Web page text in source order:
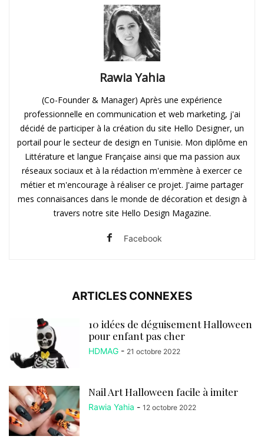
Rawia Yahia
(Co-Founder & Manager) Après une expérience
professionnelle en communication et web marketing, j'ai
décidé de participer à la création du site Hello Designer, un
portail pour le secteur de design en Tunisie. Mon diplôme en
Littérature et langue Française ainsi que ma passion aux
réseaux sociaux et à la rédaction m'emmène à exercer ce
métier et m'encourage à réaliser ce projet. J'aime partager
mes connaisances dans le monde de décoration et design à
travers notre site Hello Design Magazine.
Facebook
ARTICLES CONNEXES
10 idées de déguisement Halloween
pour enfant pas cher
HDMAG - 21 octobre 2022
Nail Art Halloween facile à imiter
Rawia Yahia - 12 octobre 2022